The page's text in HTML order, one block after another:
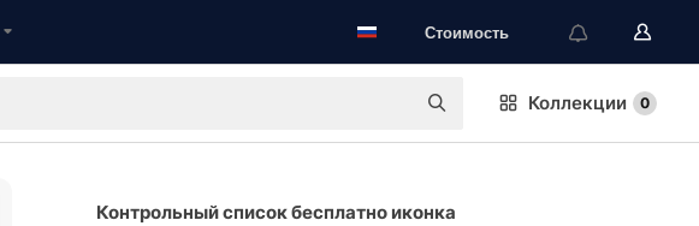
Стоимость
Коллекции 0
Контрольный список бесплатно иконка